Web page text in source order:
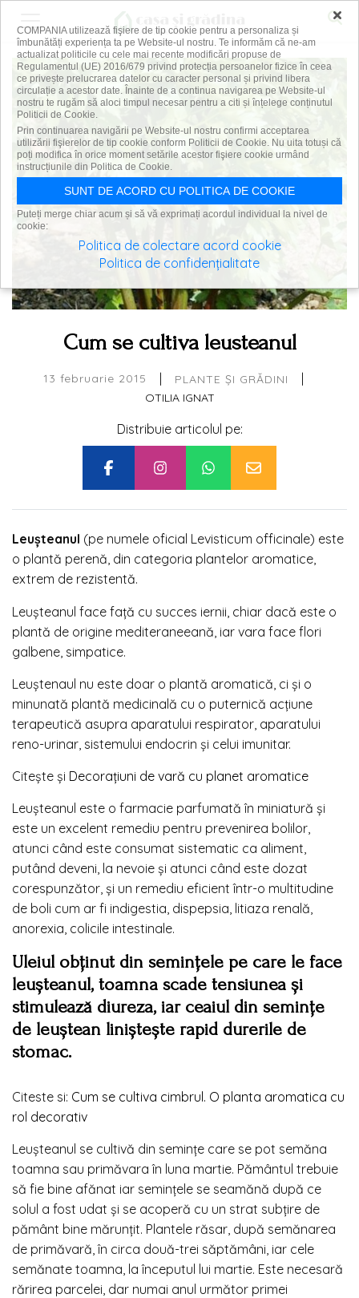
Cum se cultiva leusteanul
13 februarie 2015 | PLANTE ȘI GRĂDINI |
OTILIA IGNAT
Distribuie articolul pe:
Leușteanul (pe numele oficial Levisticum officinale) este
o plantă perenă, din categoria plantelor aromatice,
extrem de rezistentă.
Leușteanul face față cu succes iernii, chiar dacă este o
plantă de origine mediteraneeană, iar vara face flori
galbene, simpatice.
Leuștenaul nu este doar o plantă aromatică, ci și o
minunată plantă medicinală cu o puternică acțiune
terapeutică asupra aparatului respirator, aparatului
reno-urinar, sistemului endocrin și celui imunitar.
Citeşte şi Decoraţiuni de vară cu planet aromatice
Leușteanul este o farmacie parfumată în miniatură și
este un excelent remediu pentru prevenirea bolilor,
atunci când este consumat sistematic ca aliment,
putând deveni, la nevoie și atunci când este dozat
corespunzător, și un remediu eficient într-o multitudine
de boli cum ar fi indigestia, dispepsia, litiaza renală,
anorexia, colicile intestinale.
Uleiul obținut din semințele pe care le face
leușteanul, toamna scade tensiunea și
stimulează diureza, iar ceaiul din semințe
de leuștean liniștește rapid durerile de
stomac.
Citeste si: Cum se cultiva cimbrul. O planta aromatica cu
rol decorativ
Leușteanul se cultivă din semințe care se pot semăna
toamna sau primăvara în luna martie. Pământul trebuie
să fie bine afănat iar semințele se seamănă după ce
solul a fost udat și se acoperă cu un strat subțire de
pământ bine mărunțit. Plantele răsar, după semănarea
de primăvară, în circa două-trei săptămâni, iar cele
semănate toamna, la începutul lui martie. Este necesară
rărirea parcelei, dar numai anul următor primei
×
COMPANIA utilizează fişiere de tip cookie pentru a personaliza și
îmbunătăți experiența ta pe Website-ul nostru. Te informăm că ne-am
actualizat politicile cu cele mai recente modificări propuse de
Regulamentul (UE) 2016/679 privind protecția persoanelor fizice în ceea
ce privește prelucrarea datelor cu caracter personal și privind libera
circulație a acestor date. Înainte de a continua navigarea pe Website-ul
nostru te rugăm să aloci timpul necesar pentru a citi și înțelege conținutul
Politicii de Cookie.
Prin continuarea navigării pe Website-ul nostru confirmi acceptarea
utilizării fişierelor de tip cookie conform Politicii de Cookie. Nu uita totuși că
poți modifica în orice moment setările acestor fişiere cookie urmând
instrucțiunile din Politica de Cookie.
SUNT DE ACORD CU POLITICA DE COOKIE
Puteți merge chiar acum și să vă exprimați acordul individual la nivel de
cookie:
Politica de colectare acord cookie
Politica de confidențialitate